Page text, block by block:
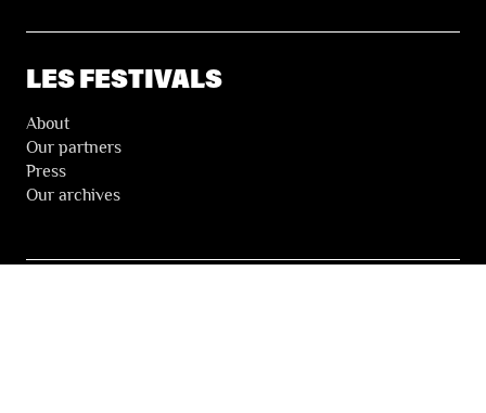
LES FESTIVALS
About
Our partners
Press
Our archives